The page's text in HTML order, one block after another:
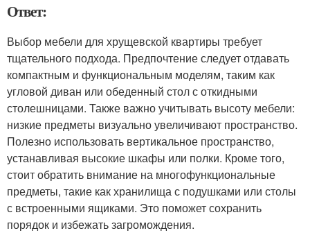
Ответ:
Выбор мебели для хрущевской квартиры требует
тщательного подхода. Предпочтение следует отдавать
компактным и функциональным моделям, таким как
угловой диван или обеденный стол с откидными
столешницами. Также важно учитывать высоту мебели:
низкие предметы визуально увеличивают пространство.
Полезно использовать вертикальное пространство,
устанавливая высокие шкафы или полки. Кроме того,
стоит обратить внимание на многофункциональные
предметы, такие как хранилища с подушками или столы
с встроенными ящиками. Это поможет сохранить
порядок и избежать загромождения.